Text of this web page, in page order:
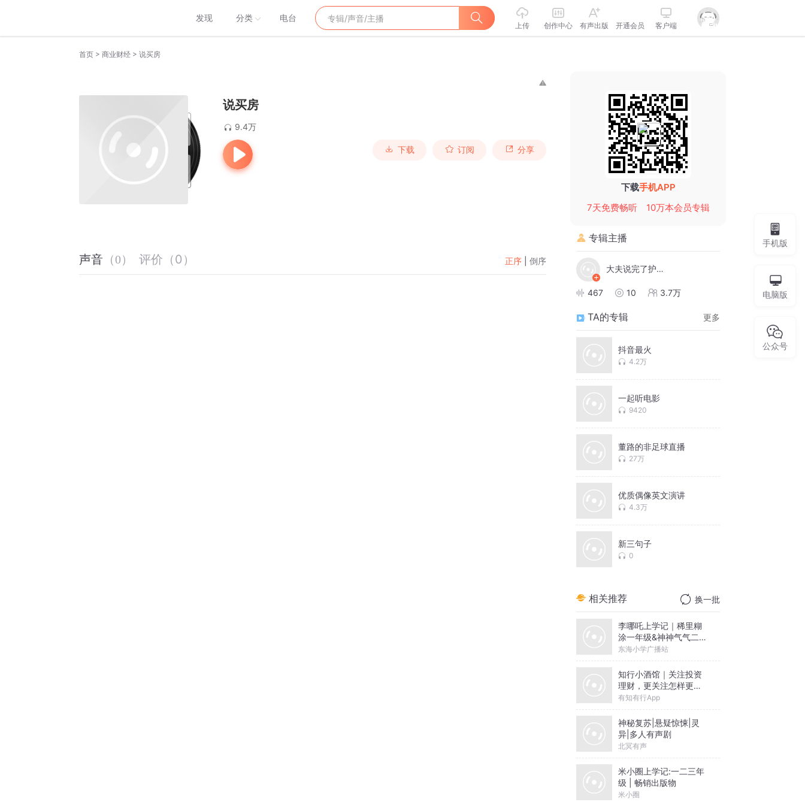
发现 分类 电台
上传 创作中心 有声出版 开通会员 客户端
首页 > 商业财经 > 说买房
说买房
9.4万
下载 订阅 分享
声音 （0） 评价 （0 ） 正序 倒序
下载手机APP
7天免费畅听
10万本会员专辑
专辑主播
大夫说完了护士说能治
467 10 3.7万
TA的专辑 更多
抖音最火
4.2万
一起听电影
9420
董路的非足球直播
27万
优质偶像英文演讲
4.3万
新三句子
0
相关推荐 换一批
李哪吒上学记｜稀里糊
涂一年级&神神气气二年
级
东海小学广播站
知行小酒馆｜关注投资
理财，更关注怎样更好
地生活
有知有行App
神秘复苏|悬疑惊悚|灵
异|多人有声剧
北冥有声
米小圈上学记:一二三年
级 | 畅销出版物
米小圈
手机版
电脑版
公众号